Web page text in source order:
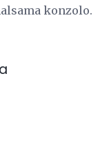
konzolo.